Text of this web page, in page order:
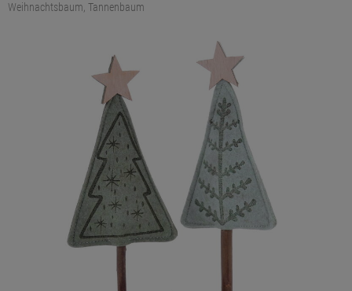
Weihnachtsbaum, Tannenbaum